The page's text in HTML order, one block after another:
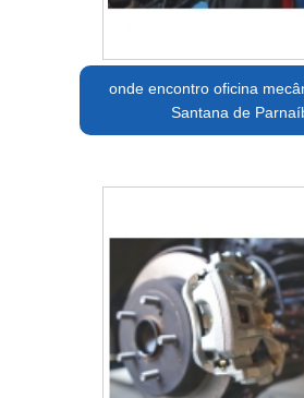
onde encontro oficina
Santana de